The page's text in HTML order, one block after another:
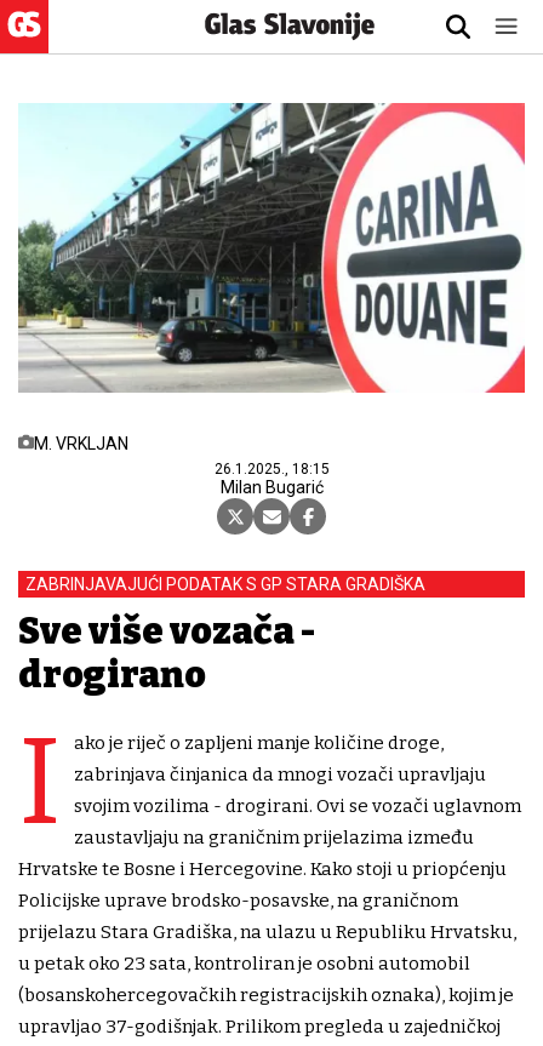
M. VRKLJAN
26.1.2025., 18:15
Milan Bugarić
ZABRINJAVAJUĆI PODATAK S GP STARA GRADIŠKA
Sve više vozača -
drogirano
I
ako je riječ o zapljeni manje količine droge,
zabrinjava činjanica da mnogi vozači upravljaju
svojim vozilima - drogirani. Ovi se vozači uglavnom
zaustavljaju na graničnim prijelazima između
Hrvatske te Bosne i Hercegovine. Kako stoji u priopćenju
Policijske uprave brodsko-posavske, na graničnom
prijelazu Stara Gradiška, na ulazu u Republiku Hrvatsku,
u petak oko 23 sata, kontroliran je osobni automobil
(bosanskohercegovačkih registracijskih oznaka), kojim je
upravljao 37-godišnjak. Prilikom pregleda u zajedničkoj